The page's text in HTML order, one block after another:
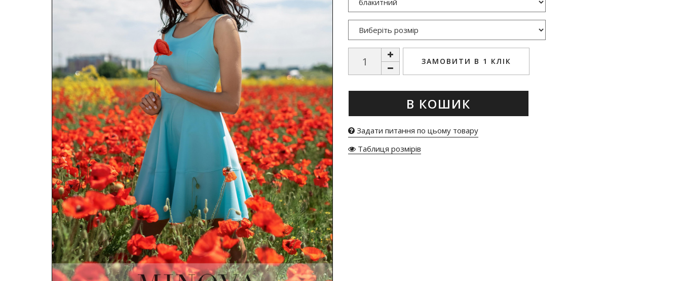
ЗАМОВИТИ В 1 КЛІК
В КОШИК
Задати питання по цьому товару
Таблиця розмірів